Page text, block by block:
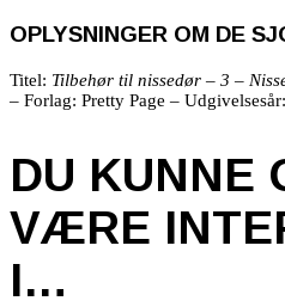
OPLYSNINGER OM DE
Titel: Tilbehør til nissedør – 3 –
– Forlag: Pretty Page –
DU KUNNE
VÆRE
I…